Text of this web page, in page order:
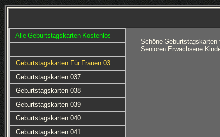
Alle Geburtstagskarten Kostenlos
Geburtstagskarten Für Frauen 03
Geburtstagskarten 037
Geburtstagskarten 038
Geburtstagskarten 039
Geburtstagskarten 040
Geburtstagskarten 041
Schöne Geburtstagskarten
Senioren Erwachsene